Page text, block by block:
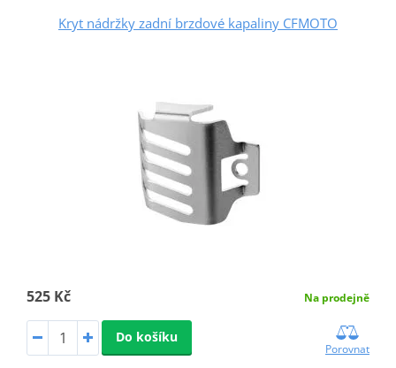
Kryt nádržky zadní brzdové kapaliny CFMOTO
525 Kč Na prodejně
Do košíku
Porovnat